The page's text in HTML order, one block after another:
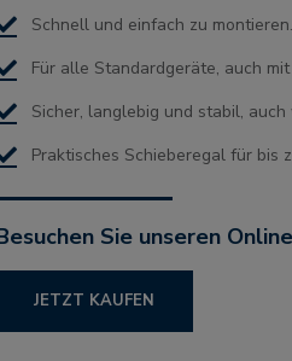
Schnell und einfach zu montieren.
Für alle Standardgeräte, auch
Sicher, langlebig und stabil,
Praktisches Schieberegal für bis
Sie unseren
JETZT KAUFEN